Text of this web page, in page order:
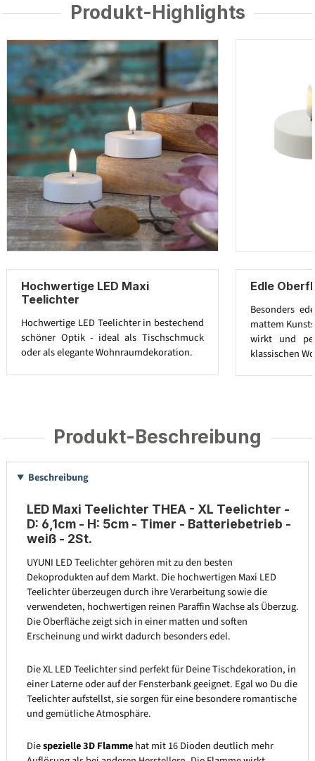
Produkt-Highlights
Hochwertige LED Maxi
Teelichter
Hochwertige LED Teelichter in bestechend
schöner Optik - ideal als Tischschmuck
oder als elegante Wohnraumdekoration.
Edle
Besonders
mattem
wirkt und
klassischen
Produkt-Beschreibung
Beschreibung
LED Maxi Teelichter THEA - XL Teelichter -
D: 6,1cm - H: 5cm - Timer - Batteriebetrieb -
weiß - 2St.
UYUNI LED Teelichter gehören mit zu den besten
Dekoprodukten auf dem Markt. Die hochwertigen Maxi LED
Teelichter überzeugen durch ihre Verarbeitung sowie die
verwendeten, hochwertigen reinen Paraffin Wachse als Überzug.
Die Oberfläche zeigt sich in einer matten und soften
Erscheinung und wirkt dadurch besonders edel.
Die XL LED Teelichter sind perfekt für Deine Tischdekoration, in
einer Laterne oder auf der Fensterbank geeignet. Egal wo Du die
Teelichter aufstellst, sie sorgen für eine besondere romantische
und gemütliche Atmosphäre.
Diespezielle 3D Flammehat mit 16 Dioden deutlich mehr